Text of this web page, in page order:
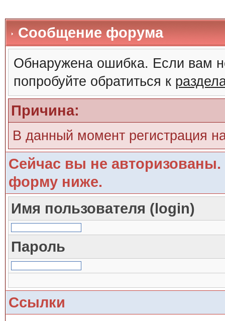
Сообщение форума
Обнаружена ошибка. Если вам
попробуйте обратиться к
Причина:
В данный момент регистрация
Сейчас вы не авторизованы.
форму ниже.
Имя пользователя (login)
Пароль
Ссылки